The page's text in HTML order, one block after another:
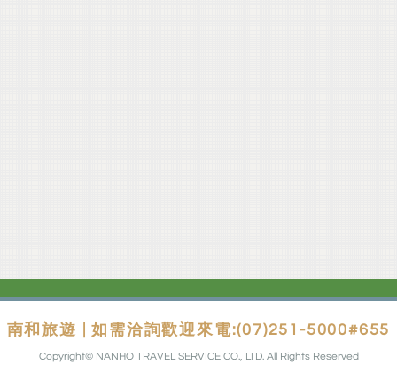
南和旅遊 | 如需洽詢歡迎來電:(07)251-5000#655
Copyright© NANHO TRAVEL SERVICE CO., LTD. All Rights Reserved